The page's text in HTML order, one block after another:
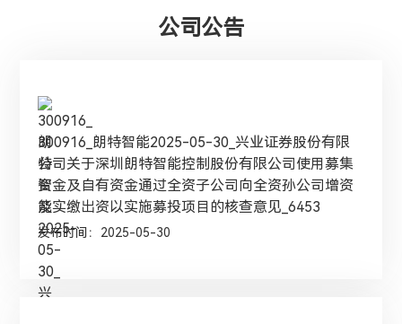
公司公告
300916_朗特智能2025-05-30_兴业证券股份有限
公司关于深圳朗特智能控制股份有限公司使用募集
资金及自有资金通过全资子公司向全资孙公司增资
及实缴出资以实施募投项目的核查意见_6453
发布时间：2025-05-30